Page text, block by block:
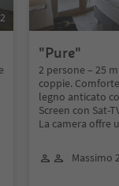
2
"Pure"
2 persone – 25
coppie.
legno anticato
Screen con Sat-
La camera offre
Massimo